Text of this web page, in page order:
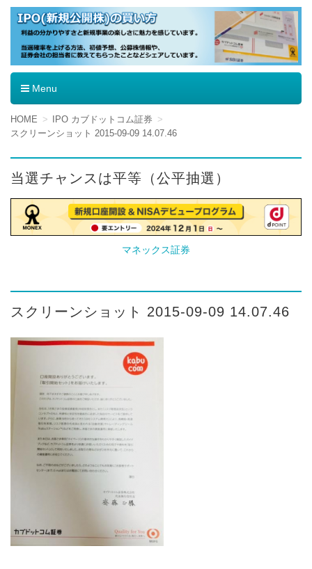
IPO（新規公開株）の買い方
Menu
コ
ン
ン
ツ
へ
移
動
HOME
IPO カブドットコム証券
スクリーンショット 2015-09-09 14.07.46
当選チャンスは平等（公平抽選）
マネックス証券
スクリーンショット 2015-09-09 14.07.46